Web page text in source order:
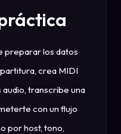
preparar los datos
crea MIDI
transcribe una
con un flujo
por host, tono,